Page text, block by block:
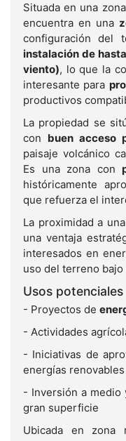
Situada en una
encuentra en una
configuración del
instalación de
viento), lo que la
interesante para
productivos
La propiedad se
con buen acceso
paisaje volcánico
Es una zona con
históricamente
que refuerza el
La proximidad a una
una ventaja
interesados en
uso del terreno
Usos potenciales
- Proyectos de
- Actividades
- Iniciativas de
energías renovables
- Inversión a
gran superficie
Ubicada en zona